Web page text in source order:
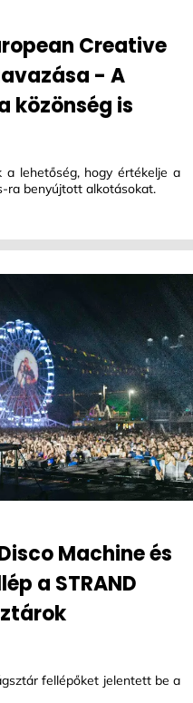
Creative
- A
közönség is
a lehetőség, hogy értékelje a
ra benyújtott alkotásokat.
Machine és
a STRAND
fellépőket jelentett be a